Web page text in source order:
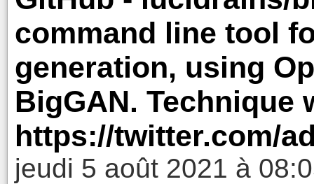
command line tool
generation, using
BigGAN. Technique
https://twitter.com/
jeudi 5 août 2021 à